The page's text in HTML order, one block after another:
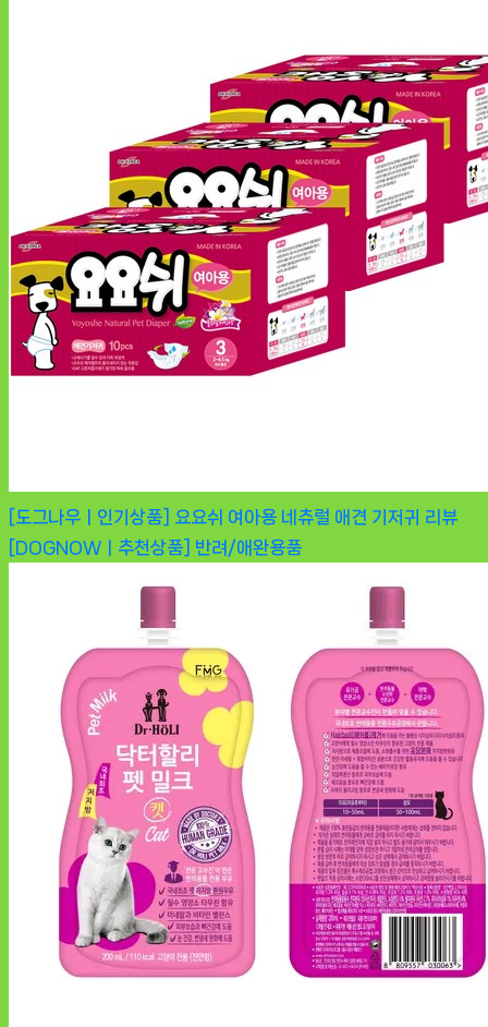
[도그나우ㅣ인기상품] 요요쉬 여아용 네츄럴 애견 기저귀 리뷰
[DOGNOWㅣ추천상품]
반려/애완용품